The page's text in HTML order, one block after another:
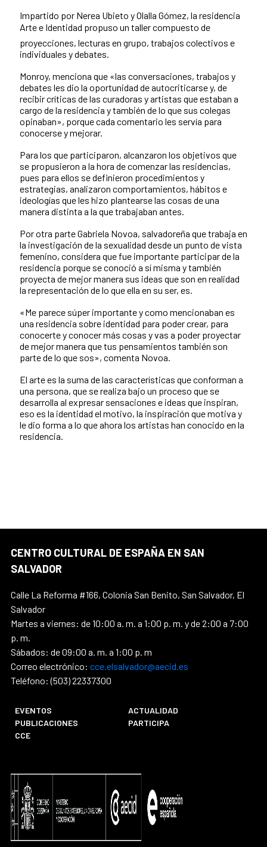
Impartido por Nerea Ubieto y Olalla Gómez, la residencia
Arte e Identidad propuso un taller compuesto de
proyecciones, lecturas en grupo, trabajos colectivos e
individuales y debates.
Monroy, menciona que «las conversaciones, trabajos y
debates les dio la oportunidad de autocriticarse y, de
recibir crí­ticas de las curadoras y artistas que estaban a
cargo de la residencia y también de lo que sus colegas
opinaban», porque cada comentario les serví­a para
conocerse y mejorar.
Para los que participaron, alcanzaron los objetivos que
se propusieron a la hora de comenzar las residencias,
pues para ellos se definieron procedimientos y
estrategias, analizaron comportamientos, hábitos e
ideologías que les hizo plantearse las cosas de una
manera distinta a la que trabajaban antes.
Por otra parte Gabriela Novoa, salvadoreña que trabaja en
la investigación de la sexualidad desde un punto de vista
femenino, considera que fue importante participar de la
residencia porque se conoció a sí­ misma y también
proyecta de mejor manera sus ideas que son en realidad
la representación de lo que ella en su ser, es.
«Me parece súper importante y como mencionaban es
una residencia sobre identidad para poder crear, para
conocerte y conocer más cosas y vas a poder proyectar
de mejor manera que tus pensamientos también son
parte de lo que sos», comenta Novoa.
El arte es la suma de las características que conforman a
una persona, que se realiza bajo un proceso que se
desarrolla al expresar sensaciones e ideas que inspiran,
eso es la identidad el motivo, la inspiración que motiva y
le dio forma a lo que ahora los artistas han conocido en la
residencia.
CENTRO CULTURAL DE ESPAÑA EN SAN
SALVADOR
Calle La Reforma #166, Colonia San Benito, San Salvador, El
Salvador
Martes a viernes: de 10:00 a. m. a 1:00 p. m. y de 2:00 a 7:00
p. m.
Sábados: de 09:00 a. m. a 1:00 p. m
Correo electrónico: cce.elsalvador@aecid.es
Teléfono: (503) 22337300
EVENTOS
ACTUALIDAD
PUBLICACIONES
PARTICIPA
CCE